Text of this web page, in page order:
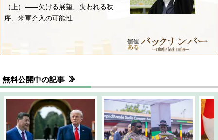
（上）――欠ける展望、失われる秩
序、米軍介入の可能性
無料公開中の記事